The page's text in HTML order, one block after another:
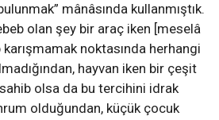
mânâsında kullanmıştık.
olan şey bir araç iken [meselâ
karışmamak noktasında herhangi
hayvan iken bir çeşit
olsa da bu tercihini idrak
olduğundan, küçük çocuk